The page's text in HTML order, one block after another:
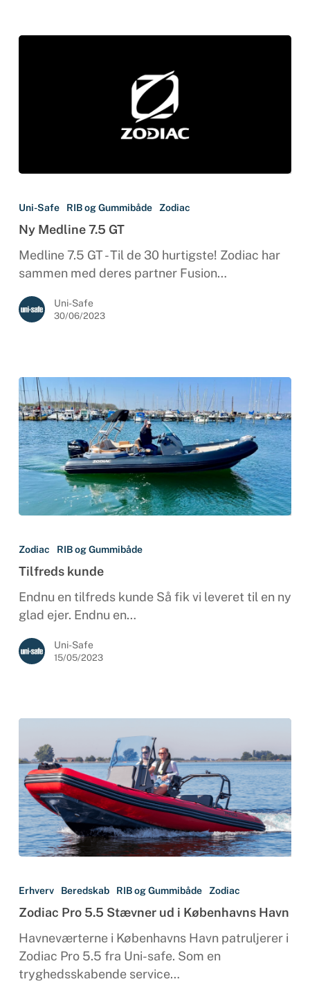
Medline
GT
Uni-Safe RIB og Gummibåde Zodiac
Ny Medline 7.5 GT
Medline 7.5 GT - Til de 30 hurtigste! Zodiac har
sammen med deres partner Fusion…
Uni-Safe
30/06/2023
Zodiac RIB og Gummibåde
Tilfreds kunde
Endnu en tilfreds kunde Så fik vi leveret til en ny
glad ejer. Endnu en…
Uni-Safe
15/05/2023
Pro
Stævner
ud
i
Københavns
Erhverv Beredskab RIB og Gummibåde Zodiac
Zodiac Pro 5.5 Stævner ud i Københavns Havn
Havneværterne i Københavns Havn patruljerer i
Zodiac Pro 5.5 fra Uni-safe. Som en
tryghedsskabende service…